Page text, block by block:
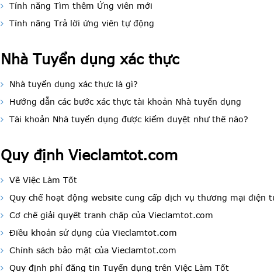
Tính năng Tìm thêm Ứng viên mới
Tính năng Trả lời ứng viên tự động
Nhà Tuyển dụng xác thực
Nhà tuyển dụng xác thực là gì?
Hướng dẫn các bước xác thực tài khoản Nhà tuyển dụng
Tài khoản Nhà tuyển dụng được kiểm duyệt như thế nào?
Quy định Vieclamtot.com
Về Việc Làm Tốt
Quy chế hoạt động website cung cấp dịch vụ thương mại điện
Cơ chế giải quyết tranh chấp của Vieclamtot.com
Điều khoản sử dụng của Vieclamtot.com
Chính sách bảo mật của Vieclamtot.com
Quy định phí đăng tin Tuyển dụng trên Việc Làm Tốt